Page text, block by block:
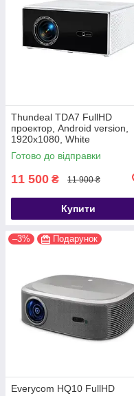
Thundeal TDA7 FullHD
проектор, Android version,
1920х1080, White
Готово до відправки
11 500 ₴ 11 900 ₴
Купити
–3% Подарунок
Everycom HQ10 FullHD